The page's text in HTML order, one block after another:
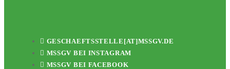
GESCHAEFTSSTELLE[AT]MSSGV.DE
MSSGV BEI INSTAGRAM
MSSGV BEI FACEBOOK